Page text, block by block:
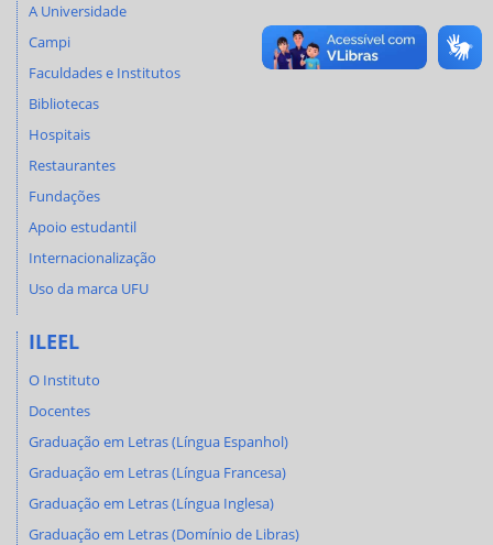
A Universidade
Campi
Faculdades e Institutos
Bibliotecas
Hospitais
Restaurantes
Fundações
Apoio estudantil
Internacionalização
Uso da marca UFU
ILEEL
O Instituto
Docentes
Graduação em Letras (Língua Espanhol)
Graduação em Letras (Língua Francesa)
Graduação em Letras (Língua Inglesa)
Graduação em Letras (Domínio de Libras)